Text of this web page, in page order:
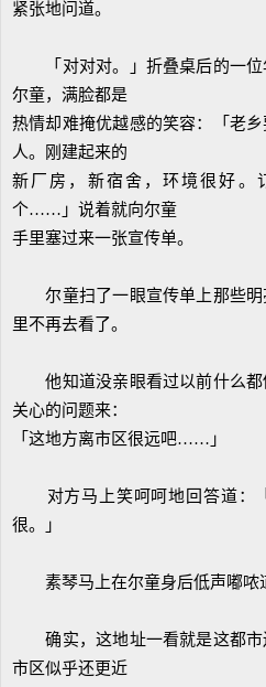
紧张地问道。
「对对对。」折叠桌后的一位
尔童，满脸都是
热情却难掩优越感的笑容：「老
人。刚建起来的
新厂房，新宿舍，环境很好。
个……」说着就向尔童
手里塞过来一张宣传单。
尔童扫了一眼宣传单上那些明
里不再去看了。
他知道没亲眼看过以前什么都
关心的问题来：
「这地方离市区很远吧……」
对方马上笑呵呵地回答道：
很。」
素琴马上在尔童身后低声嘟哝
确实，这地址一看就是这都市
市区似乎还更近